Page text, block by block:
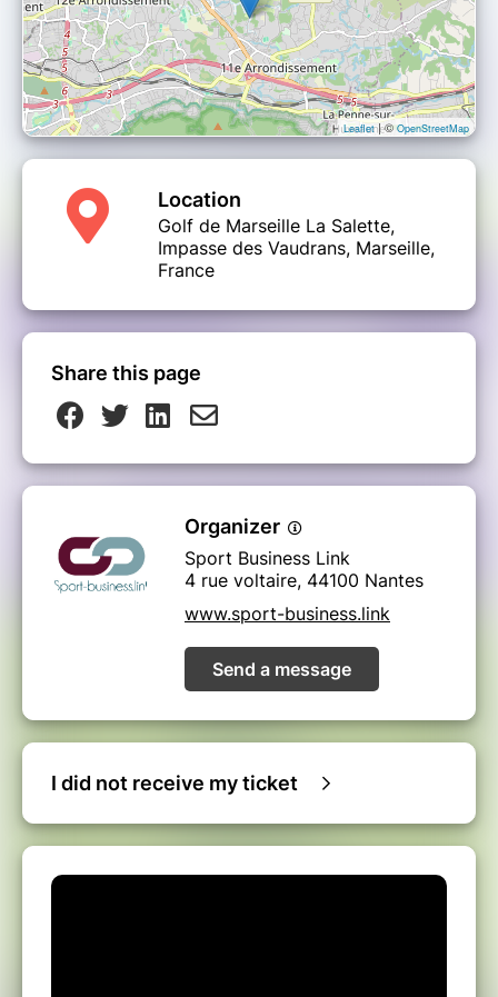
Leaflet| © OpenStreetMap
Location
Golf de Marseille La Salette,
Impasse des Vaudrans, Marseille,
France
Share this page
Organizer
Sport Business Link
4 rue voltaire, 44100 Nantes
www.sport-business.link
Send a message
I did not receive my ticket